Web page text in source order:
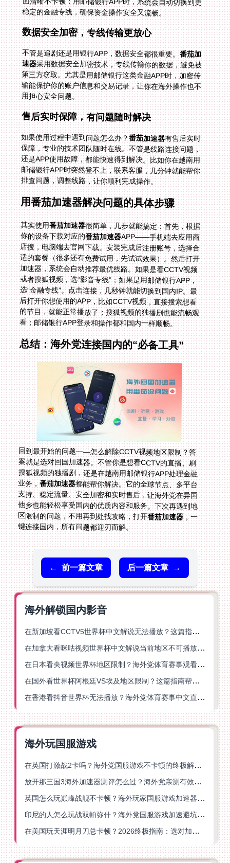
稳定的金融专线，确保资金操作安全又流畅。
数据安全加密，专线传输更放心
不管是追剧还是用银行APP，数据安全都很重要。番茄加
速器采用数据安全加密技术，专线传输你的数据，避免被
第三方窃取。尤其是用邮储银行这类金融APP时，加密传
输能保护你的账户信息和交易记录，让你在海外操作也不
用担心安全问题。
售后实时保障，有问题随时解决
如果使用过程中遇到问题怎么办？番茄加速器有售后实时
保障，专业的技术团队随时在线。不管是线路连接问题，
还是APP使用故障，都能快速得到解决。比如你在越南用
邮储银行APP时突然登不上，联系客服，几分钟就能帮你
排查问题，调整线路，让你顺利完成操作。
用番茄加速器解决问题的具体步骤
其实使用番茄加速器很简单，几步就能搞定：首先，根据
你的设备下载对应的番茄加速器APP——手机端去应用商
店搜，电脑端去官网下载。安装完成后注册账号，选择合
适的套餐（很多还有免费试用，先试试效果）。然后打开
加速器，系统会自动推荐最优线路。如果是看CCTV视频
或者搜狐视频，选“影音专线”；如果是用邮储银行APP，
选“金融专线”。点击连接，几秒钟就能切换到国内IP。最
后打开你想使用的APP，比如CCTV视频，直接搜索想看
的节目，就能正常播放了；搜狐视频的独播剧也能流畅观
看；邮储银行APP登录和操作都和国内一样顺畅。
总结：海外党连接国内的“必备工具”
回到最开始的问题——怎么解除CCTV视频地区限制？答
案就是选对回国加速器。不管你是想看CCTV的直播、刷
搜狐视频的独播剧，还是在越南用邮储银行APP处理金融
业务，番茄加速器都能帮你解决。它的全球节点、多平台
支持、稳定流量、安全加密和实时售后，让海外党在异国
他乡也能轻松享受国内的优质内容和服务。下次再遇到地
区限制的问题，不用再到处找攻略，打开番茄加速器，一
键连接国内，所有问题都迎刃而解。
← 前一篇文章 后一篇文章 →
海外解锁国内影音
在新加坡看CCTV5世界杯中文解说无法播放？这篇指南帮你解锁海外体育直播自由
在加拿大看咪咕视频世界杯中文解说当前地区不可播放？这篇指南帮你一键解决
在日本看央视频世界杯地区限制？海外党体育赛事观看终极指南
在国外看世界杯阿根廷VS埃及地区限制？这篇指南帮你搞定中文直播+解说
在香港看抖音世界杯无法播放？海外党体育赛事中文直播终极指南
海外玩国服游戏
在英国打激战2卡吗？海外党国服游戏不卡顿的终极解决方案
放开那三国3海外加速器测评怎么过？海外党亲测有效的国服游戏加速指南
英国怎么玩巅峰战舰不卡顿？海外玩家国服游戏加速器终极指南
印尼的人怎么玩战双帕弥什？海外党国服游戏加速避坑指南
在美国玩天涯明月刀总卡顿？2026终极指南：选对加速器让你丝滑连招